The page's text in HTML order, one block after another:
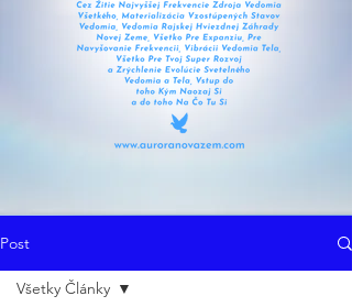
Post
Všetky Články